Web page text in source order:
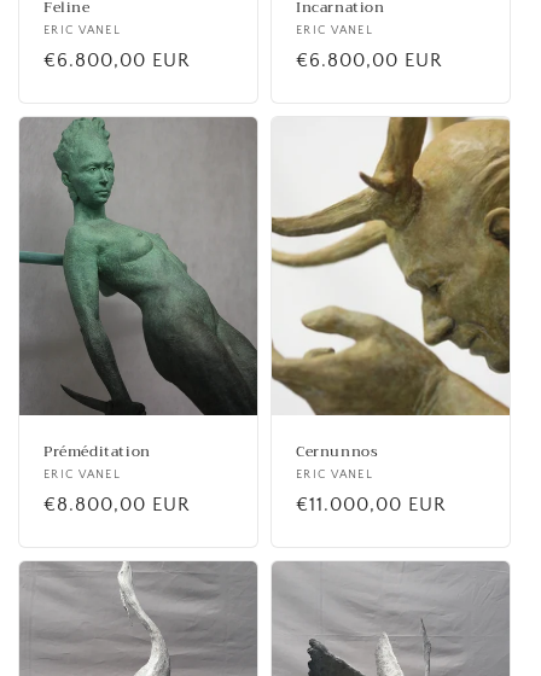
Feline
Fournisseur :
ERIC VANEL
Prix
€6.800,00 EUR
Incarnation
Fournisseur :
ERIC VANEL
Prix
€6.800,00 EUR
Préméditation
Fournisseur :
ERIC VANEL
Prix
€8.800,00 EUR
Cernunnos
Fournisseur :
ERIC VANEL
Prix
€11.000,00 EUR